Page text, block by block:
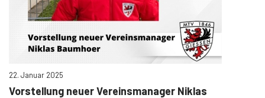
22. Januar 2025
Vorstellung neuer Vereinsmanager Niklas